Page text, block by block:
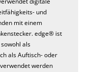
und
mit einem
edge® ist
als
als Auftisch- oder
werden